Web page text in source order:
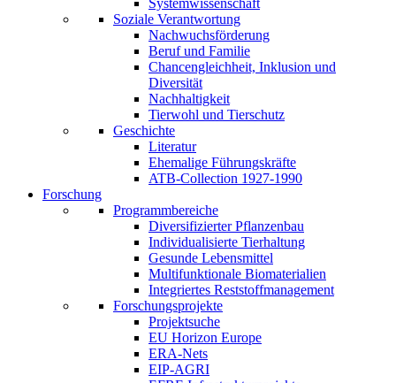
Systemwissenschaft
Soziale Verantwortung
Nachwuchsförderung
Beruf und Familie
Chancengleichheit, Inklusion und
Diversität
Nachhaltigkeit
Tierwohl und Tierschutz
Geschichte
Literatur
Ehemalige Führungskräfte
ATB-Collection 1927-1990
Forschung
Programmbereiche
Diversifizierter Pflanzenbau
Individualisierte Tierhaltung
Gesunde Lebensmittel
Multifunktionale Biomaterialien
Integriertes Reststoffmanagement
Forschungsprojekte
Projektsuche
EU Horizon Europe
ERA-Nets
EIP-AGRI